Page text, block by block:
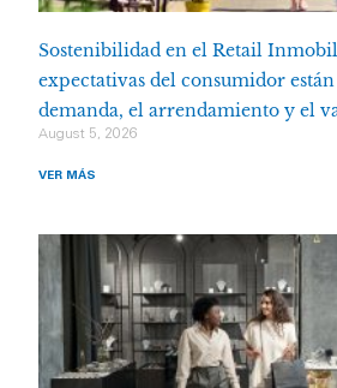
Sostenibilidad en el Retail
expectativas del consumidor
demanda, el arrendamiento y el
August 5, 2026
VER MÁS